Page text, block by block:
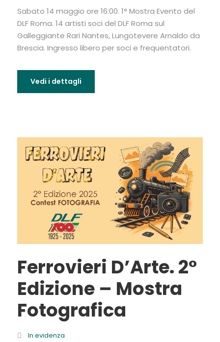
Sabato 14 maggio ore 16:00. 1° Mostra Evento del
DLF Roma. 14 artisti soci del DLF Roma sul
Galleggiante Rari Nantes, Lungotevere Arnaldo da
Brescia. Ingresso libero per soci e frequentatori.
Vedi i dettagli
Ferrovieri D’Arte. 2°
Edizione – Mostra
Fotografica
In evidenza